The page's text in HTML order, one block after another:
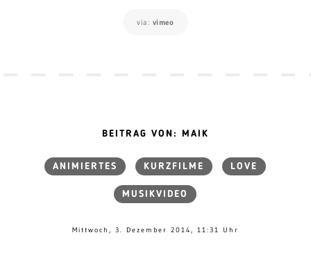
via: vimeo
BEITRAG VON: MAIK
ANIMIERTES KURZFILME LOVE
MUSIKVIDEO
Mittwoch, 3. Dezember 2014, 11:31 Uhr